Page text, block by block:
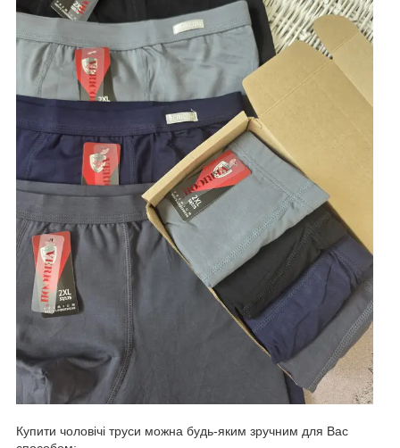
Купити чоловічі труси можна будь-яким зручним для Вас